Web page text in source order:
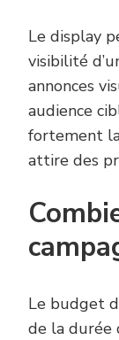
Le display
visibilité
annonces
audience
fortement
attire des
Le budget
de la durée